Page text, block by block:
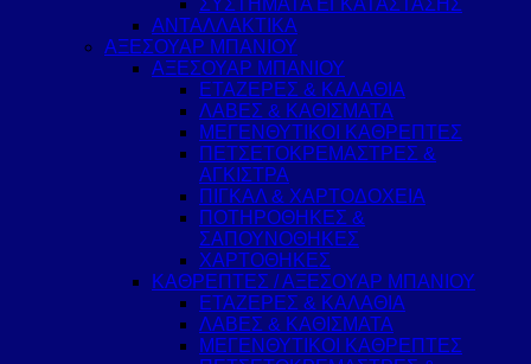
ΣΥΣΤΗΜΑΤΑ ΕΓΚΑΤΑΣΤΑΣΗΣ
ΑΝΤΑΛΛΑΚΤΙΚΑ
ΑΞΕΣΟΥΑΡ ΜΠΑΝΙΟΥ
ΑΞΕΣΟΥΑΡ ΜΠΑΝΙΟΥ
ΕΤΑΖΕΡΕΣ & ΚΑΛΑΘΙΑ
ΛΑΒΕΣ & ΚΑΘΙΣΜΑΤΑ
ΜΕΓΕΝΘΥΤΙΚΟΙ ΚΑΘΡΕΠΤΕΣ
ΠΕΤΣΕΤΟΚΡΕΜΑΣΤΡΕΣ &
ΑΓΚΙΣΤΡΑ
ΠΙΓΚΑΛ & ΧΑΡΤΟΔΟΧΕΙΑ
ΠΟΤΗΡΟΘΗΚΕΣ &
ΣΑΠΟΥΝΟΘΗΚΕΣ
ΧΑΡΤΟΘΗΚΕΣ
ΚΑΘΡΕΠΤΕΣ / ΑΞΕΣΟΥΑΡ ΜΠΑΝΙΟΥ
ΕΤΑΖΕΡΕΣ & ΚΑΛΑΘΙΑ
ΛΑΒΕΣ & ΚΑΘΙΣΜΑΤΑ
ΜΕΓΕΝΘΥΤΙΚΟΙ ΚΑΘΡΕΠΤΕΣ